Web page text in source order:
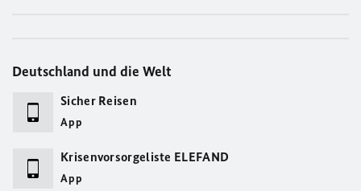
Deutschland und die Welt
Sicher Reisen
App
Krisenvorsorgeliste ELEFAND
App